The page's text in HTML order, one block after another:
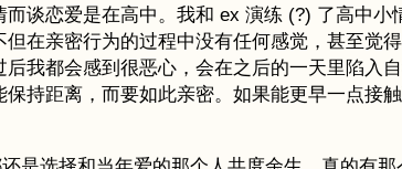
谈恋爱是在高中。我和 ex 演练 (?) 了高中
在亲密行为的过程中没有任何感觉，甚至觉
我都会感到很恶心，会在之后的一天里陷入
持距离，而要如此亲密。如果能更早一点接